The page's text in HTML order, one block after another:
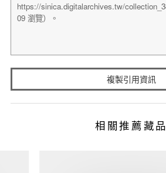
複製引用資訊
相關推薦藏品